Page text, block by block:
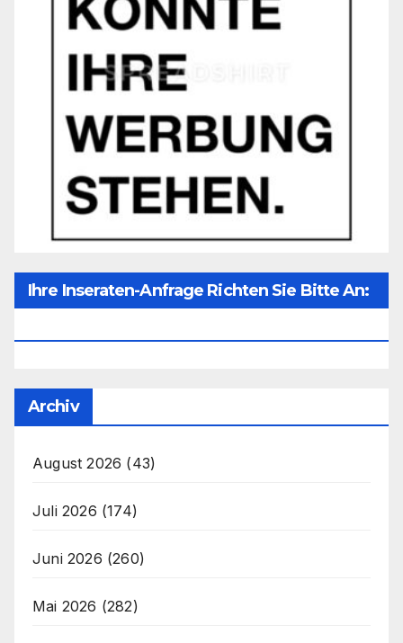
Ihre Inseraten-Anfrage Richten Sie Bitte An:
Archiv
August 2026 (43)
Juli 2026 (174)
Juni 2026 (260)
Mai 2026 (282)